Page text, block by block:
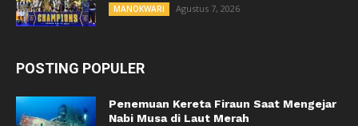
MANOKWARI Agustus 7, 2026
POSTING POPULER
Penemuan Kereta Firaun Saat Mengejar
Nabi Musa di Laut Merah